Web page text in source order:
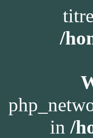
/
in /